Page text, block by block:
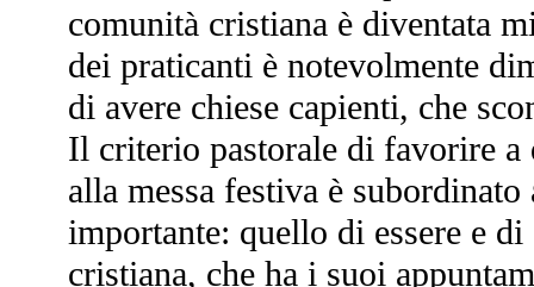
comunità cristiana è diventata
dei praticanti è notevolmente
di avere chiese capienti, che
Il criterio pastorale di favorire a
alla messa festiva è
importante: quello di essere e
cristiana, che ha i suoi